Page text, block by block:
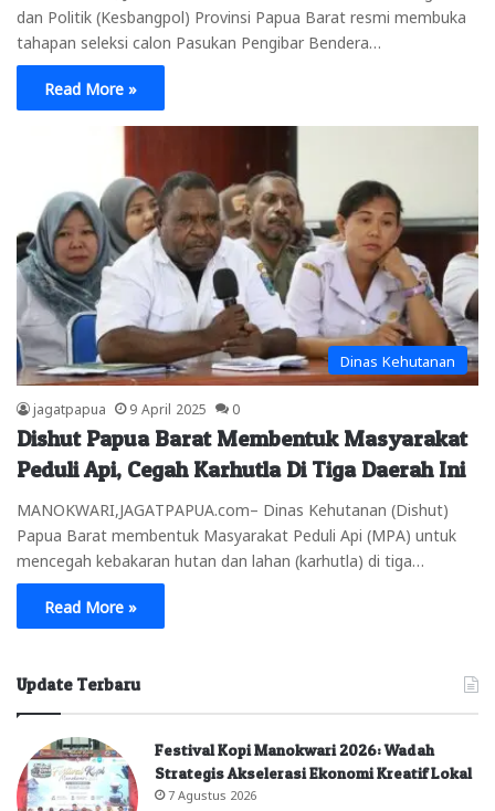
dan Politik (Kesbangpol) Provinsi Papua Barat resmi membuka
tahapan seleksi calon Pasukan Pengibar Bendera…
Read More »
Dinas Kehutanan
jagatpapua 9 April 2025 0
Dishut Papua Barat Membentuk Masyarakat
Peduli Api, Cegah Karhutla Di Tiga Daerah Ini
MANOKWARI,JAGATPAPUA.com– Dinas Kehutanan (Dishut)
Papua Barat membentuk Masyarakat Peduli Api (MPA) untuk
mencegah kebakaran hutan dan lahan (karhutla) di tiga…
Read More »
Update Terbaru
Festival Kopi Manokwari 2026: Wadah
Strategis Akselerasi Ekonomi Kreatif Lokal
7 Agustus 2026